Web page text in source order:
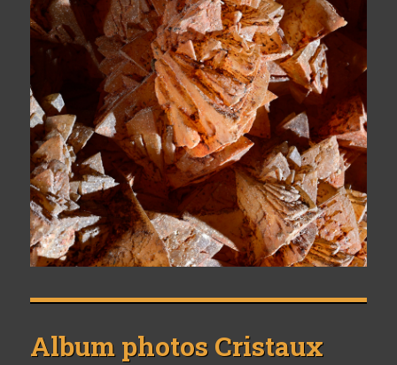
Album photos Cristaux